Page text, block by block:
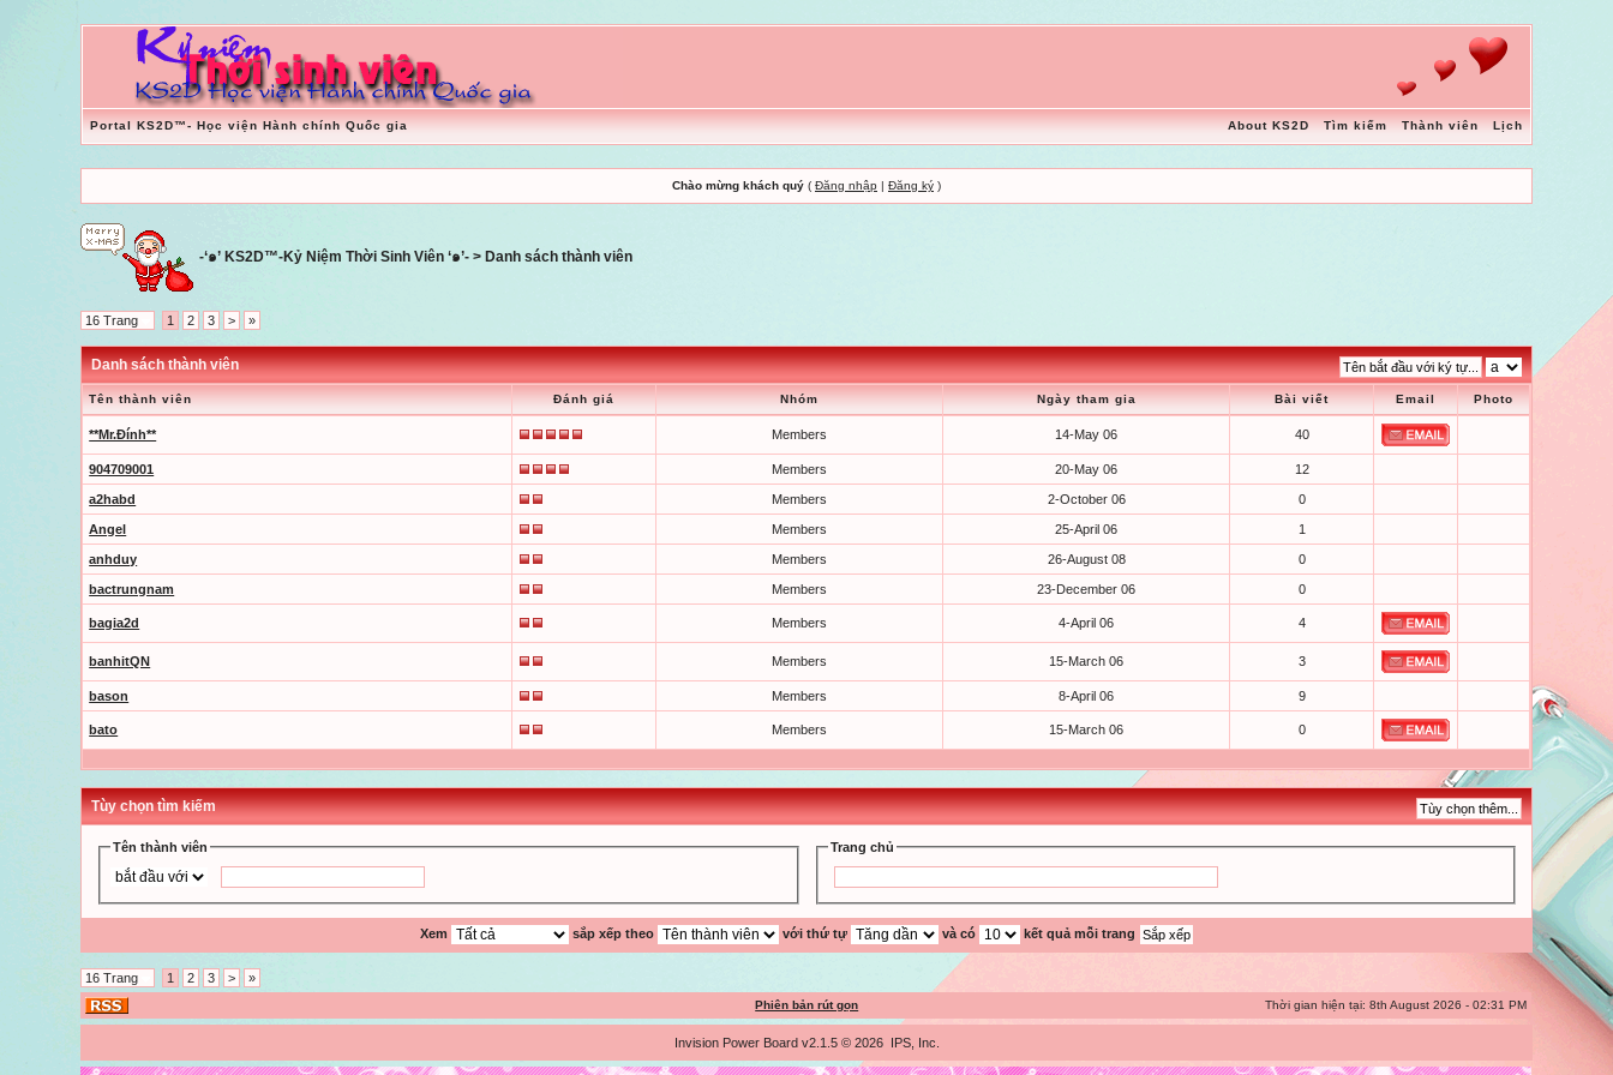
Portal KS2D™- Học viện Hành chính Quốc gia About KS2D Tìm kiếm Thành viên Lịch
Chào mừng khách quý ( Đăng nhập | Đăng ký )
-‘๑’ KS2D™-Kỷ Niệm Thời Sinh Viên ‘๑’- > Danh sách thành viên
16 Trang 1 2 3 > »
Danh sách thành viên
Tên thành viên Đánh giá Nhóm Ngày tham gia Bài viết Email Photo
**Mr.Đính** Members 14-May 06 40
904709001 Members 20-May 06 12
a2habd Members 2-October 06 0
Angel Members 25-April 06 1
anhduy Members 26-August 08 0
bactrungnam Members 23-December 06 0
bagia2d Members 4-April 06 4
banhitQN Members 15-March 06 3
bason Members 8-April 06 9
bato Members 15-March 06 0
Tùy chọn tìm kiếm
Tên thành viên Trang chủ
Xem sắp xếp theo với thứ tự và có kết quả mỗi trang
16 Trang 1 2 3 > »
Phiên bản rút gọn Thời gian hiện tại: 8th August 2026 - 02:31 PM
Invision Power Board v2.1.5 © 2026 IPS, Inc.